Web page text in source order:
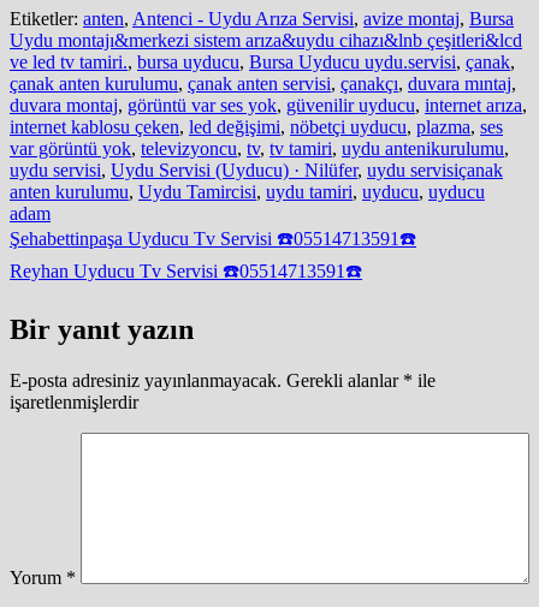
Etiketler: anten, Antenci - Uydu Arıza Servisi, avize montaj, Bursa
Uydu montajı&merkezi sistem arıza&uydu cihazı&lnb çeşitleri&lcd
ve led tv tamiri., bursa uyducu, Bursa Uyducu uydu.servisi, çanak,
çanak anten kurulumu, çanak anten servisi, çanakçı, duvara mıntaj,
duvara montaj, görüntü var ses yok, güvenilir uyducu, internet arıza,
internet kablosu çeken, led değişimi, nöbetçi uyducu, plazma, ses
var görüntü yok, televizyoncu, tv, tv tamiri, uydu antenikurulumu,
uydu servisi, Uydu Servisi (Uyducu) · Nilüfer, uydu servisiçanak
anten kurulumu, Uydu Tamircisi, uydu tamiri, uyducu, uyducu
adam
Yazı
gezinmesi
Şehabettinpaşa Uyducu Tv Servisi ☎️05514713591☎️
Reyhan Uyducu Tv Servisi ☎️05514713591☎️
Bir yanıt yazın
E-posta adresiniz yayınlanmayacak. Gerekli alanlar * ile
işaretlenmişlerdir
Yorum *